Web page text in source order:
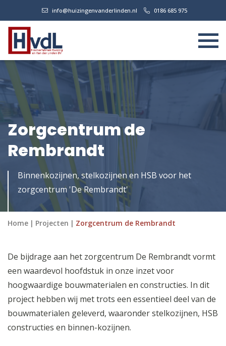
info@huizingenvanderlinden.nl 0186 685 975
Zorgcentrum de
Rembrandt
Binnenkozijnen, stelkozijnen en HSB voor het
zorgcentrum 'De Rembrandt'
Home | Projecten | Zorgcentrum de Rembrandt
De bijdrage aan het zorgcentrum De Rembrandt vormt
een waardevol hoofdstuk in onze inzet voor
hoogwaardige bouwmaterialen en constructies. In dit
project hebben wij met trots een essentieel deel van de
bouwmaterialen geleverd, waaronder stelkozijnen, HSB
constructies en binnen-kozijnen.